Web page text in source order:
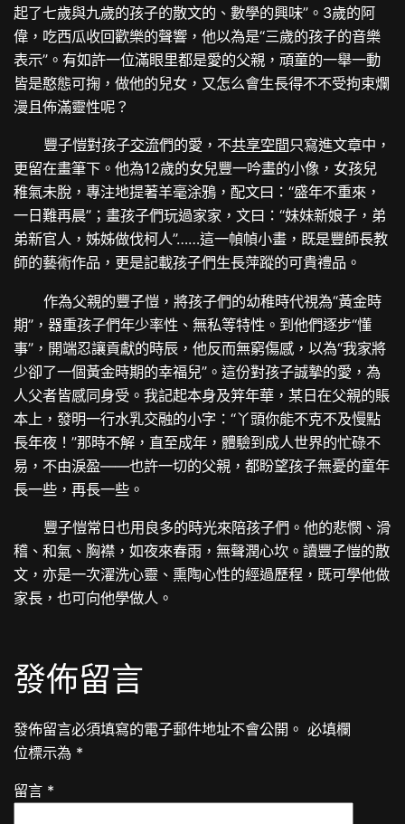
起了七歲與九歲的孩子的散文的、數學的興味”。3歲的阿
偉，吃西瓜收回歡樂的聲響，他以為是“三歲的孩子的音樂
表示”。有如許一位滿眼里都是愛的父親，頑童的一舉一動
皆是憨態可掬，做他的兒女，又怎么會生長得不不受拘束爛
漫且佈滿靈性呢？
豐子愷對孩子交流們的愛，不共享空間 只寫進文章中，
更留在畫筆下。他為12歲的女兒豐一吟畫的小像，女孩兒
稚氣未脫，專注地提著羊毫涂鴉，配文曰：“盛年不重來，
一日難再晨”；畫孩子們玩過家家，文曰：“妹妹新娘子，弟
弟新官人，姊姊做伐柯人”……這一幀幀小畫，既是豐師長教
師的藝術作品，更是記載孩子們生長萍蹤的可貴禮品。
作為父親的豐子愷，將孩子們的幼稚時代視為“黃金時
期”，器重孩子們年少率性、無私等特性。到他們逐步“懂
事”，開端忍讓貢獻的時辰，他反而無窮傷感，以為“我家將
少卻了一個黃金時期的幸福兒”。這份對孩子誠摯的愛，為
人父者皆感同身受。我記起本身及笄年華，某日在父親的賬
本上，發明一行水乳交融的小字：“丫頭你能不克不及慢點
長年夜！”那時不解，直至成年，體驗到成人世界的忙碌不
易，不由淚盈——也許一切的父親，都盼望孩子無憂的童年
長一些，再長一些。
豐子愷常日也用良多的時光來陪孩子們。他的悲憫、滑
稽、和氣、胸襟，如夜來春雨，無聲潤心坎。讀豐子愷的散
文，亦是一次濯洗心靈、熏陶心性的經過歷程，既可學他做
家長，也可向他學做人。
發佈留言
發佈留言必須填寫的電子郵件地址不會公開。 必填欄
位標示為 *
留言 *